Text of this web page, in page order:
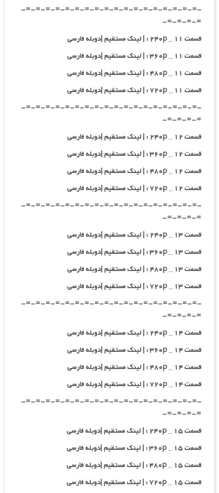
-=-=-=-=-=-=-=-=-=-=-=-=-=-=-=-=-=-=-
=-=-=-=-
قسمت ۱۱ _ ۲۴۰p : | لینک مستقیم |دوبله فارسی
قسمت ۱۱ _ ۳۶۰p : | لینک مستقیم |دوبله فارسی
قسمت ۱۱ _ ۴۸۰p : | لینک مستقیم |دوبله فارسی
قسمت ۱۱ _ ۷۲۰p : | لینک مستقیم |دوبله فارسی
-=-=-=-=-=-=-=-=-=-=-=-=-=-=-=-=-=-=-
=-=-=-=-
قسمت ۱۲ _ ۲۴۰p : | لینک مستقیم |دوبله فارسی
قسمت ۱۲ _ ۳۶۰p : | لینک مستقیم |دوبله فارسی
قسمت ۱۲ _ ۴۸۰p : | لینک مستقیم |دوبله فارسی
قسمت ۱۲ _ ۷۲۰p : | لینک مستقیم |دوبله فارسی
-=-=-=-=-=-=-=-=-=-=-=-=-=-=-=-=-=-=-
=-=-=-=-
قسمت ۱۳ _ ۲۴۰p : | لینک مستقیم |دوبله فارسی
قسمت ۱۳ _ ۳۶۰p : | لینک مستقیم |دوبله فارسی
قسمت ۱۳ _ ۴۸۰p : | لینک مستقیم |دوبله فارسی
قسمت ۱۳ _ ۷۲۰p : | لینک مستقیم |دوبله فارسی
-=-=-=-=-=-=-=-=-=-=-=-=-=-=-=-=-=-=-
=-=-=-=-
قسمت ۱۴ _ ۲۴۰p : | لینک مستقیم |دوبله فارسی
قسمت ۱۴ _ ۳۶۰p : | لینک مستقیم |دوبله فارسی
قسمت ۱۴ _ ۴۸۰p : | لینک مستقیم |دوبله فارسی
قسمت ۱۴ _ ۷۲۰p : | لینک مستقیم |دوبله فارسی
-=-=-=-=-=-=-=-=-=-=-=-=-=-=-=-=-=-=-
=-=-=-=-
قسمت ۱۵ _ ۲۴۰p : | لینک مستقیم |دوبله فارسی
قسمت ۱۵ _ ۳۶۰p : | لینک مستقیم |دوبله فارسی
قسمت ۱۵ _ ۴۸۰p : | لینک مستقیم |دوبله فارسی
قسمت ۱۵ _ ۷۲۰p : | لینک مستقیم |دوبله فارسی